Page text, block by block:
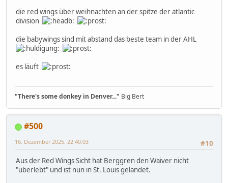
die red wings über weihnachten an der spitze der atlantic
division
die babywings sind mit abstand das beste team in der AHL
es läuft
"There's some donkey in Denver..." Big Bert
#500
#10
16. Dezember 2025, 22:40:03
Aus der Red Wings Sicht hat Berggren den Waiver nicht
"überlebt" und ist nun in St. Louis gelandet.